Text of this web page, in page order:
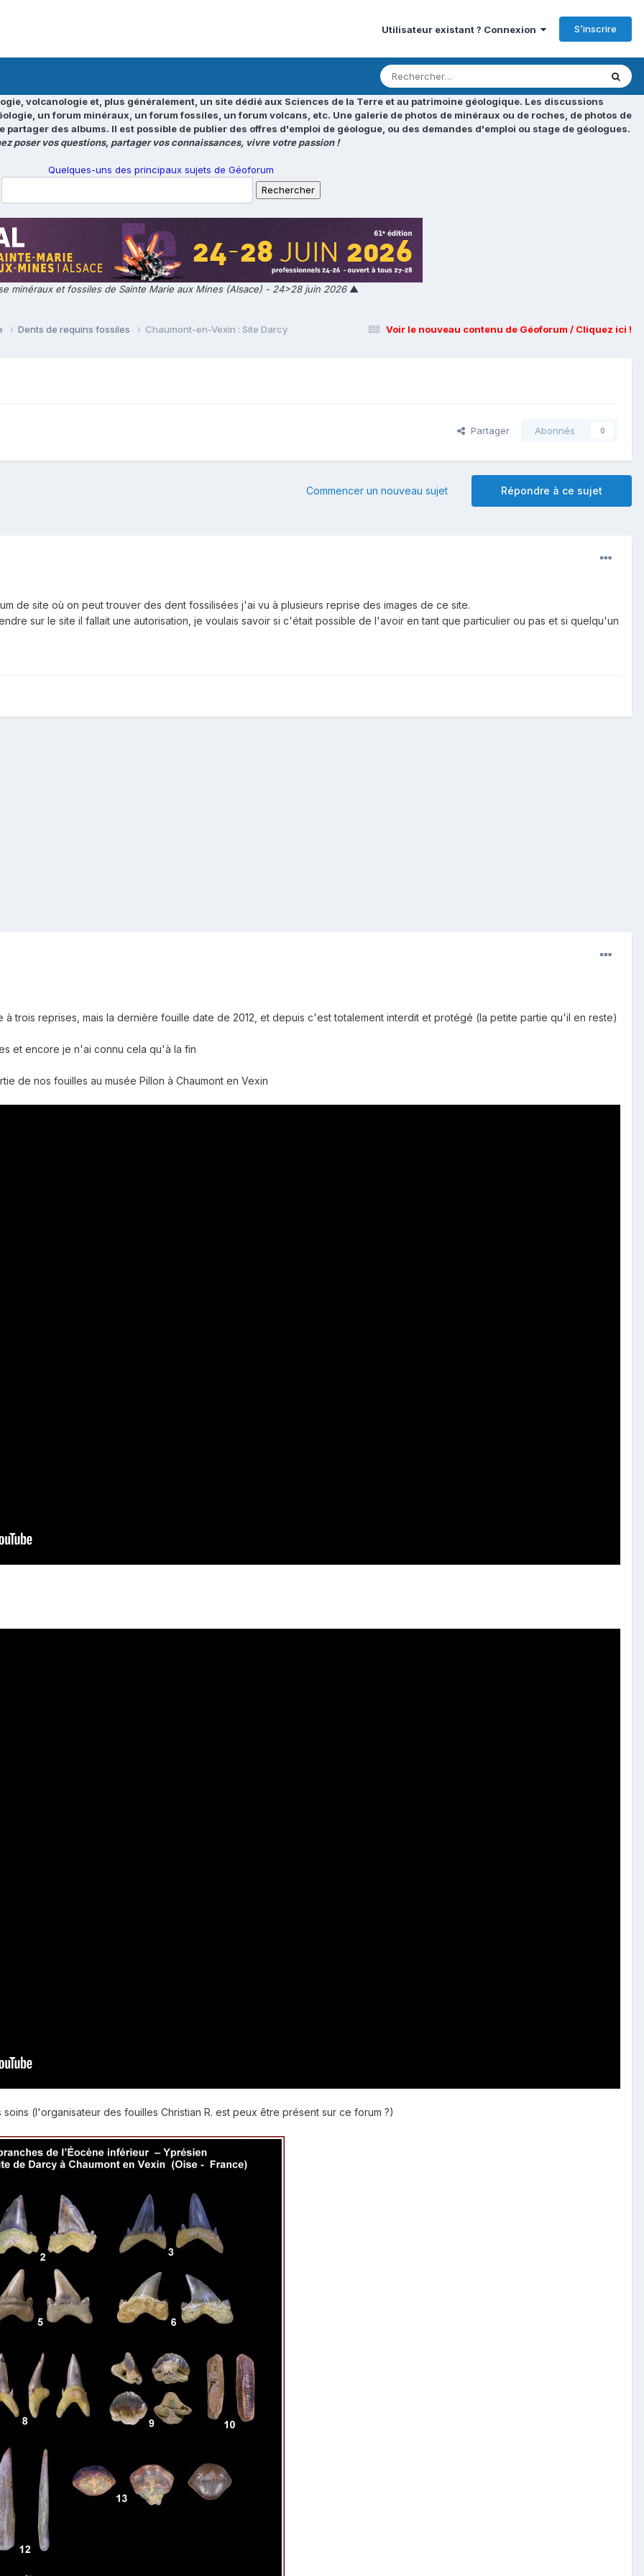
Utilisateur existant ? Connexion S’inscrire
volcanologie et, plus généralement, un site dédié aux Sciences de la Terre et au patrimoine géologique. Les discussions
un forum minéraux, un forum fossiles, un forum volcans, etc. Une galerie de photos de minéraux ou de roches, de photos de
des albums. Il est possible de publier des offres d'emploi de géologue, ou des demandes d'emploi ou stage de géologues.
poser vos questions, partager vos connaissances, vivre votre passion !
Quelques-uns des principaux sujets de Géoforum
minéraux et fossiles de Sainte Marie aux Mines (Alsace) - 24>28 juin 2026▲
Voir le nouveau contenu de Géoforum / Cliquez ici !
Dents de requins fossiles Chaumont-en-Vexin : Site Darcy
Partager Abonnés 0
Répondre à ce sujet
Commencer un nouveau sujet
de site où on peut trouver des dent fossilisées j'ai vu à plusieurs reprise des images de ce site.
sur le site il fallait une autorisation, je voulais savoir si c'était possible de l'avoir en tant que particulier ou pas et si quelqu'un
trois reprises, mais la dernière fouille date de 2012, et depuis c'est totalement interdit et protégé (la petite partie qu'il en reste)
et encore je n'ai connu cela qu'à la fin
de nos fouilles au musée Pillon à Chaumont en Vexin
(l'organisateur des fouilles Christian R. est peux être présent sur ce forum ?)